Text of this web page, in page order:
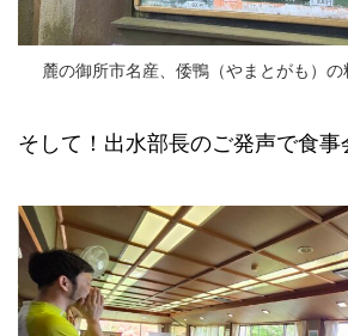
麓の御所市名産、倭鴨（やまとがも）
そして！出水部長のご発声で食事